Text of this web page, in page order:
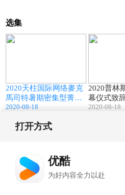
选集
2020天柱国际网络麥克
馬司特暑期密集型菁英
班开幕仪式
2020-08-18
2020普林
幕仪式致
ng (安龍法
2020-08-18
打开方式
优酷
为好内容全力以赴